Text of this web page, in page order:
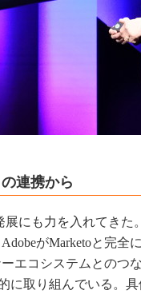
連携から
にも力を入れてきた
がMarketoと完全
エコシステムとのつ
に取り組んでいる。